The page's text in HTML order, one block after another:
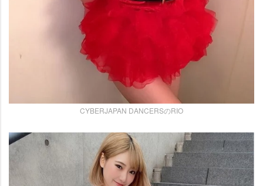
CYBERJAPAN DANCERSのRIO